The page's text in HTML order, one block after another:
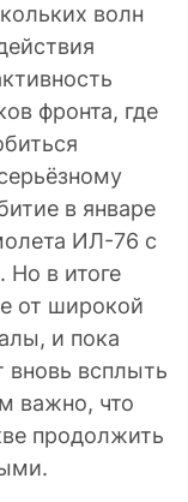
волн
фронта, где
в январе
ИЛ-76 с
Но в итоге
от широкой
и пока
вновь всплыть
важно, что
продолжить